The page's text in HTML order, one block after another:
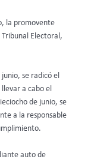
la promovente
Electoral,
junio, se radicó el
a cabo el
de junio, se
a la responsable
auto de